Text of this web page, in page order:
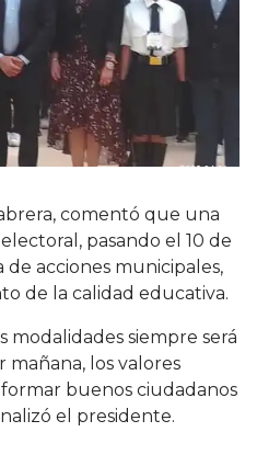
comentó que una
pasando el 10 de
de acciones municipales,
de la calidad educativa.
modalidades siempre será
mañana, los valores
buenos ciudadanos
el presidente.